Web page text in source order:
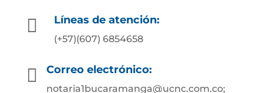
 Líneas de atención:
(+57)(607) 6854658
 Correo electrónico:
notaria1bucaramanga@ucnc.com.co;